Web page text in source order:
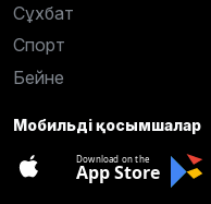
Сұхбат
Спорт
Бейне
Мобильді қосымшалар
Download on the
App Store